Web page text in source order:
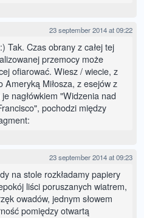
23 september 2014 at 09:22
Tak. Czas obrany z całej tej
przemocy może
ofiarować. Wiesz / wiecie, z
Ameryką Miłosza, z esejów z
nagłówkiem "Widzenia nad
pochodzi między
23 september 2014 at 09:23
na stole rozkładamy papiery
liści poruszanych wiatrem,
owadów, jednym słowem
pomiędzy otwartą